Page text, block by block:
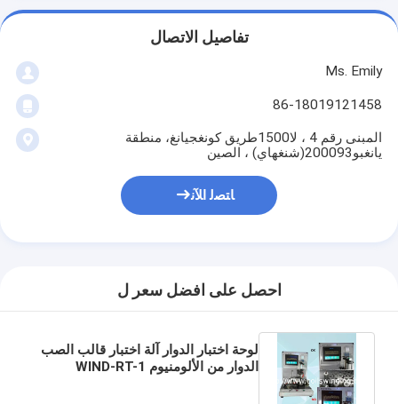
تفاصيل الاتصال
Ms. Emily
86-18019121458
المبنى رقم 4 ، لا1500طريق كونغجيانغ، منطقة
يانغبو200093(شنغهاي) ، الصين
ﺎﺘﺼﻟ ﺍﻶﻧ
احصل على افضل سعر ل
لوحة اختبار الدوار آلة اختبار قالب الصب
الدوار من الألومنيوم WIND-RT-1